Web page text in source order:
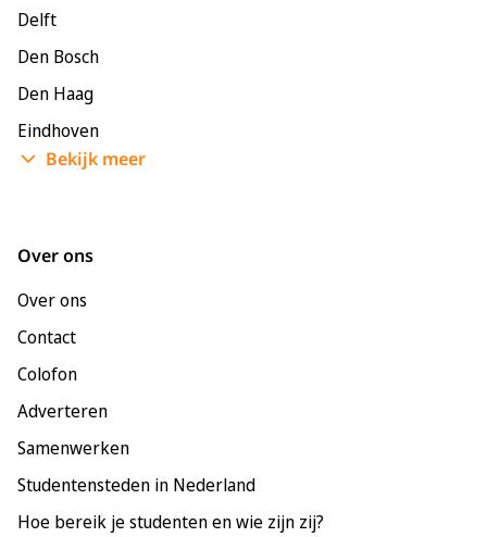
Delft
Den Bosch
Den Haag
Eindhoven
Enschede
Maastricht
Nijmegen
Rotterdam
Tilburg
Utrecht
Bekijk meer
Over ons
Over ons
Contact
Colofon
Adverteren
Samenwerken
Studentensteden in Nederland
Hoe bereik je studenten en wie zijn zij?